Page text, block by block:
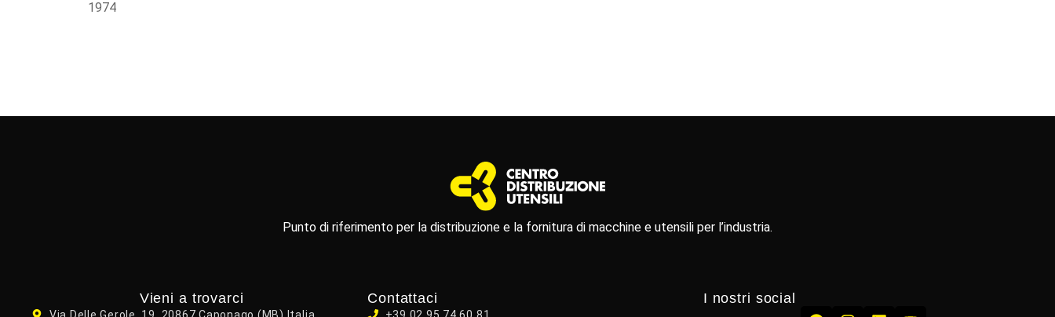
1974
Punto di riferimento per la distribuzione e la fornitura di macchine e utensili per l’industria.
Vieni a trovarci
Via Delle Gerole, 19, 20867 Caponago (MB) Italia
Contattaci
+39 02 95 74 60 81
I nostri social